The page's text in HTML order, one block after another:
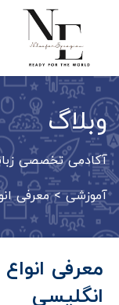
وبلاگ
آکادمی تخصصی
آموزشی>معرفی
معرفی
انگلیسی